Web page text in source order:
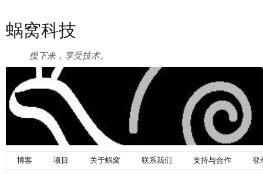
蜗窝科技
慢下来，享受技术。
博客 项目 关于蜗窝 联系我们 支持与合作 登